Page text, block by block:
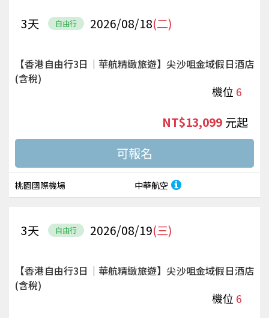
自由行 2026/08/18(二)
3天
【香港自由行3日｜華航精緻旅遊】尖沙咀金域假日酒店
(含稅)
機位 6
桃園國際機場 中華航空
NT$13,099 起
自由行 2026/08/19(三)
3天
【香港自由行3日｜華航精緻旅遊】尖沙咀金域假日酒店
(含稅)
機位 6